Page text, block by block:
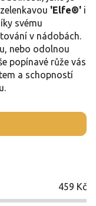
'Elfe®' i
svému
v nádobách.
nebo odolnou
popínavé růže vás
a schopností
459 Kč